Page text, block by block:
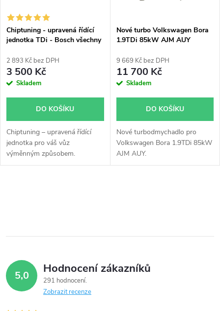
í
p
r
o
u
k
s
p
r
o
d
u
k
Chiptuning - upravená řídící
jednotka TDi - Bosch všechny
2 893 Kč bez DPH
3 500 Kč
Skladem
DO KOŠÍKU
Chiptuning – upravená řídící
jednotka pro váš vůz
výměnným způsobem.
Nové turbo Volkswagen Bora
1.9TDi 85kW AJM AUY
9 669 Kč bez DPH
11 700 Kč
Skladem
DO KOŠÍKU
Nové turbodmychadlo pro
Volkswagen Bora 1.9TDi 85kW
AJM AUY.
l
d
a
5,0 Hodnocení zákazníků
291 hodnocení
Zobrazit recenze